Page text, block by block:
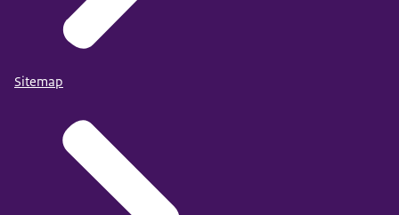
Sitemap